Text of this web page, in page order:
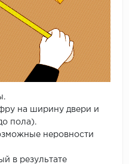
на ширину двери и
пола).
неровности
в результате